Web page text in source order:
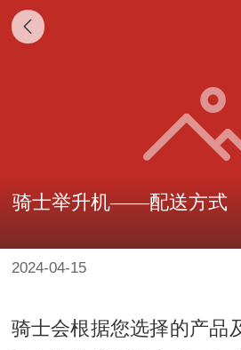
骑士举升机——配送方式
2024-04-15
骑士会根据您选择的产品